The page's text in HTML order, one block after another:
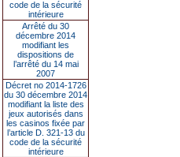
code de la sécurité
intérieure
Arrêté du 30
décembre 2014
modifiant les
dispositions de
l’arrêté du 14 mai
2007
Décret no 2014-1726
du 30 décembre 2014
modifiant la liste des
jeux autorisés dans
les casinos fixée par
l’article D. 321-13 du
code de la sécurité
intérieure